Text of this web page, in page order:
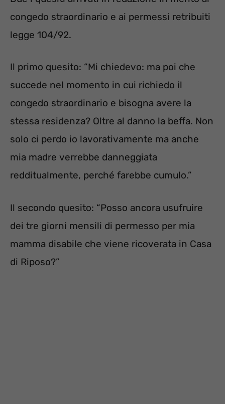
congedo straordinario e ai permessi retribuiti
legge 104/92.
Il primo quesito: “Mi chiedevo: ma poi che
succede nel momento in cui richiedo il
congedo straordinario e bisogna avere la
stessa residenza? Oltre al danno la beffa. Non
solo ci perdo io lavorativamente ma anche
mia madre verrebbe danneggiata
redditualmente, perché farebbe cumulo.”
Il secondo quesito: “Posso ancora usufruire
dei tre giorni mensili di permesso per mia
mamma disabile che viene ricoverata in Casa
di Riposo?”